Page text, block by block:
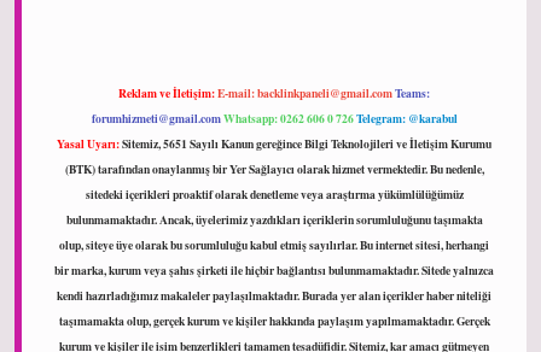
Reklam ve İletişim:E-mail:backlinkpaneli@gmail.comTeams:
forumhizmeti@gmail.comWhatsapp: 0262 606 0 726Telegram: @karabul
Yasal Uyarı:Sitemiz, 5651 Sayılı Kanun gereğince Bilgi Teknolojileri ve İletişim Kurumu
(BTK) tarafından onaylanmış bir Yer Sağlayıcı olarak hizmet vermektedir. Bu nedenle,
sitedeki içerikleri proaktif olarak denetleme veya araştırma yükümlülüğümüz
bulunmamaktadır. Ancak, üyelerimiz yazdıkları içeriklerin sorumluluğunu taşımakta
olup, siteye üye olarak bu sorumluluğu kabul etmiş sayılırlar. Bu internet sitesi, herhangi
bir marka, kurum veya şahıs şirketi ile hiçbir bağlantısı bulunmamaktadır. Sitede yalnızca
kendi hazırladığımız makaleler paylaşılmaktadır. Burada yer alan içerikler haber niteliği
taşımamakta olup, gerçek kurum ve kişiler hakkında paylaşım yapılmamaktadır. Gerçek
kurum ve kişiler ile isim benzerlikleri tamamen tesadüfidir. Sitemiz, kar amacı gütmeyen